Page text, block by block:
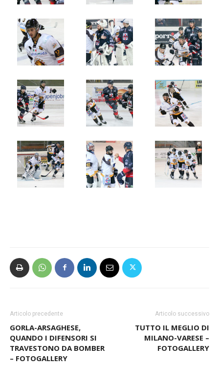
GORLA-ARSAGHESE,
QUANDO I DIFENSORI SI
TRAVESTONO DA BOMBER
– FOTOGALLERY
TUTTO IL MEGLIO DI
MILANO-VARESE –
FOTOGALLERY